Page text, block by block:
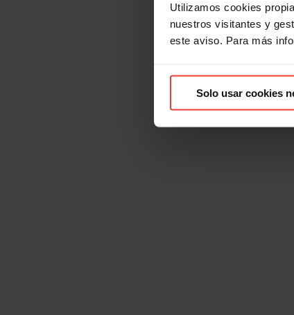
Utilizamos cookies
nuestros visitantes y
este aviso. Para más
Solo usar cookies